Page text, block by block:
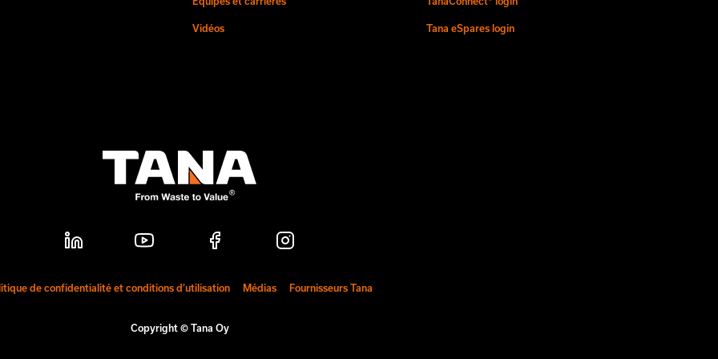
Vidéos Tana eSpares login
de confidentialité et conditions d’utilisation Médias Fournisseurs Tana
Copyright © Tana Oy